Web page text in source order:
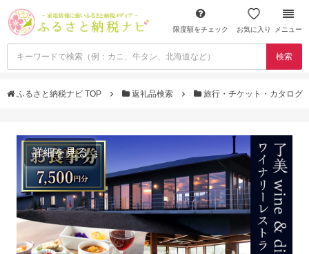
限度額をチェック お気に入り メニュー
検索
ふるさと納税ナビ TOP 返礼品検索 旅行・チケット・カタログ
詳細を見る